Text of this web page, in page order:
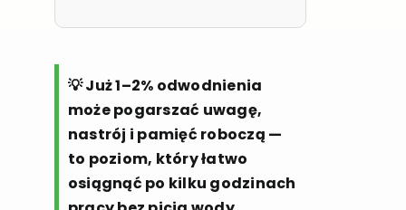
💡 Już 1–2% odwodnienia
może pogarszać uwagę,
nastrój i pamięć roboczą —
to poziom, który łatwo
osiągnąć po kilku godzinach